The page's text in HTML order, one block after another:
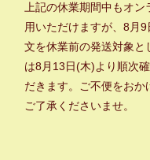
上記の休業期間中もオ
用いただけますが、8月
文を休業前の発送対象と
は8月13日(木)より順次
だきます。ご不便をお
ご了承くださいませ。